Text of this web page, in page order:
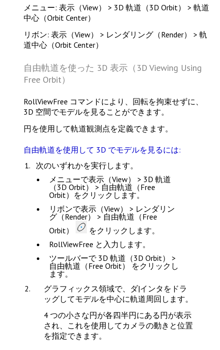
メニュー: 表示（View） > 3D 軌道（3D Orbit） > 軌道
中心（Orbit Center）
リボン: 表示（View） > レンダリング（Render） > 軌
道中心（Orbit Center）
自由軌道を使った 3D 表示（3D Viewing Using
Free Orbit）
RollViewFree コマンドにより、回転を拘束せずに、
3D 空間でモデルを見ることができます。
円を使用して軌道観測点を定義できます。
自由軌道を使用して 3D でモデルを見るには:
次のいずれかを実行します。
メニューで表示（View） > 3D 軌道
（3D Orbit） > 自由軌道（Free
Orbit） をクリックします。
リボンで表示（View） > レンダリン
グ（Render） > 自由軌道（Free
Orbit）
をクリックします。
RollViewFree と入力します。
ツールバーで 3D 軌道（3D Orbit） >
自由軌道（Free Orbit）
をクリックし
ます。
グラフィックス領域で、ダ|インタをドラ
ッグしてモデルを中心に軌道周回します。
4 つの小さな円が各四半円にある円が表示
され、これを使用してカメラの動きと位置
を指定できます。